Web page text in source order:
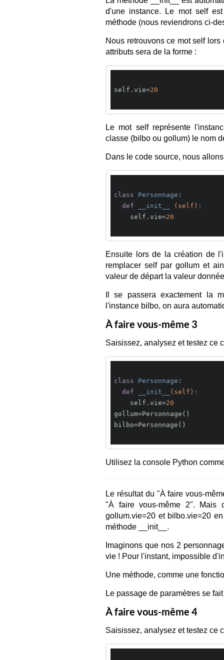
d'une instance. Le mot self
méthode (nous reviendrons ci-
Nous retrouvons ce mot self
attributs sera de la forme :
self.vie=20
Le mot self représente
classe (bilbo ou gollum) le nom
Dans le code source, nous
class Personnage :
def
__init__ (self) :
    self.vie=
20
Ensuite lors de la création de
remplacer self par gollum et
valeur de départ la valeur
Il se passera exactement la
l'instance bilbo, on aura
À faire vous-même 3
Saisissez, analysez et testez ce
class Personnage :
def
__init__ (self) :
    self.vie=
20
gollum=Personnage()
bilbo=Personnage()
Utilisez la console Python
Le résultat du "À faire vous-
"À faire vous-même 2". Mais
gollum.vie=20 et bilbo.vie=20
méthode __init__.
Imaginons que nos 2
vie ! Pour l'instant, impossible
Une méthode, comme une
Le passage de paramètres se
À faire vous-même 4
Saisissez, analysez et testez ce